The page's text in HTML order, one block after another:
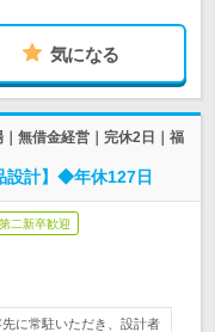
気になる
無借金経営｜完休2日｜福
設計】◆年休127日
第二新卒歓迎
に常駐いただき、設計者